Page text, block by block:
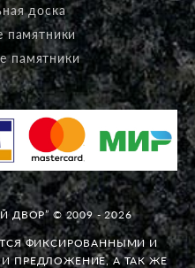
доска
памятники
памятники
© 2009 - 2026
ФИКСИРОВАННЫМИ И
ПРЕДЛОЖЕНИЕ, А ТАК ЖЕ